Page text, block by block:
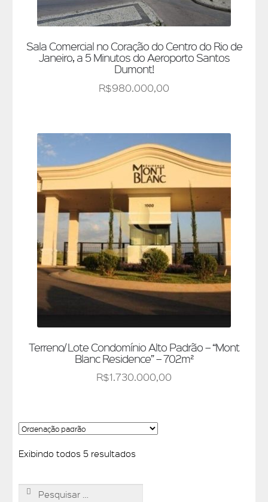
Sala Comercial no Coração do Centro do Rio de
Janeiro, a 5 Minutos do Aeroporto Santos
Dumont!
R$980.000,00
Terreno/ Lote Condomínio Alto Padrão – “Mont
Blanc Residence” – 702m²
R$1.730.000,00
Exibindo todos 5 resultados
Pesquisar